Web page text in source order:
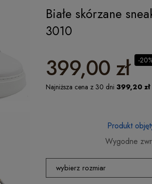
Białe skórzane
3010
399,00 zł -
Najniższa cena z 30 dni 399,20 zł
Produkt
Wygodne
wybierz rozmiar